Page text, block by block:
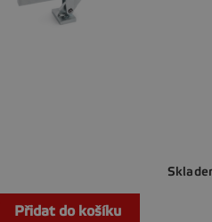
Přidat do košíku